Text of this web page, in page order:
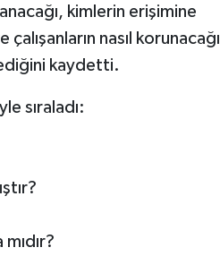
kimlerin erişimine
nasıl korunacağı
kaydetti.
sıraladı: